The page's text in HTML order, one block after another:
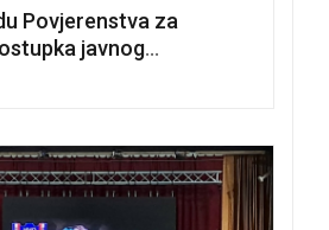
Povjerenstva za
javnog